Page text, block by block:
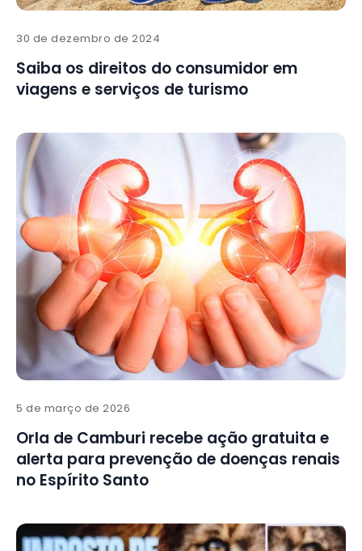
30 de dezembro de 2024
Saiba os direitos do consumidor em
viagens e serviços de turismo
5 de março de 2026
Orla de Camburi recebe ação gratuita e
alerta para prevenção de doenças renais
no Espírito Santo